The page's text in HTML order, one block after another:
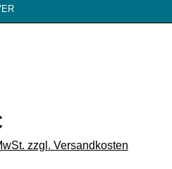
zzgl. Versandkosten